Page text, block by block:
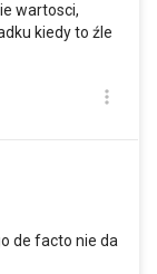
wartosci,
kiedy to źle
de facto nie da